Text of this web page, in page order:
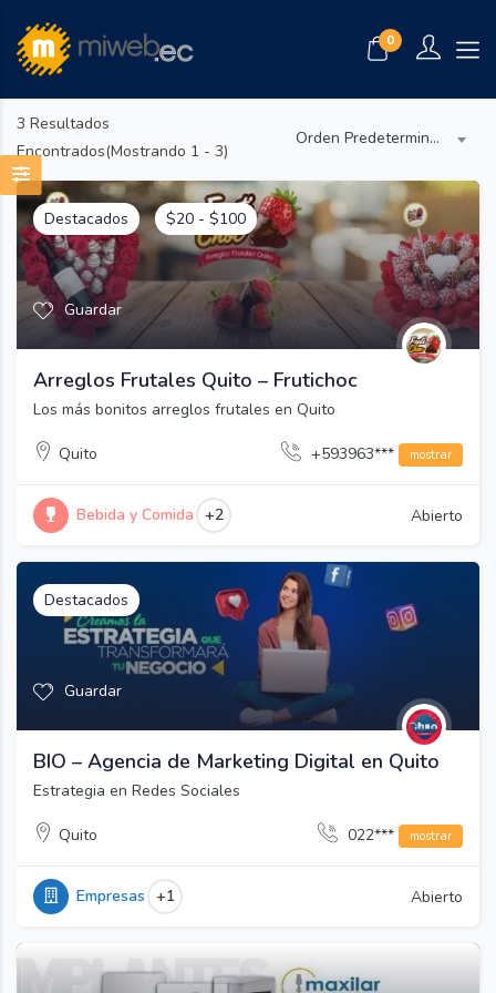
0
3 Resultados
Encontrados(Mostrando 1 - 3)
Orden Predeterminado
Destacados $20 - $100
Guardar
Arreglos Frutales Quito – Frutichoc
Los más bonitos arreglos frutales en Quito
Quito +593963*** mostrar
Bebida y Comida +2 Abierto
Destacados
Guardar
BIO – Agencia de Marketing Digital en Quito
Estrategia en Redes Sociales
Quito 022*** mostrar
Empresas +1 Abierto